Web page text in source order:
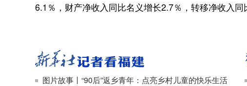
6.1％，财产净收入同比名义增长2.7％，转移净收入同
图片故事丨“90后”返乡青年：点亮乡村儿童的快乐生活